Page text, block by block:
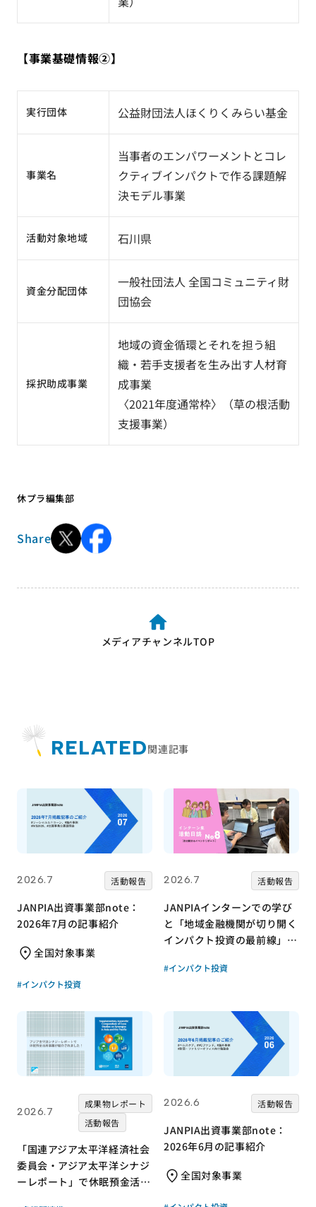
【事業基礎情報②】
実行団体 公益財団法人ほくりくみらい基金
事業名
当事者のエンパワーメントとコレ
クティブインパクトで作る課題解
決モデル事業
活動対象地域 石川県
資金分配団体
一般社団法人 全国コミュニティ財
団協会
採択助成事業
地域の資金循環とそれを担う組
織・若手支援者を生み出す人材育
成事業
〈2021年度通常枠〉（草の根活動
支援事業）
休プラ編集部
Share
メディアチャンネルTOP
RELATED関連記事
2026.7 活動報告
JANPIA出資事業部note：
2026年7月の記事紹介
全国対象事業
#インパクト投資
2026.7 活動報告
JANPIAインターンでの学び
と「地域金融機関が切り開く
インパクト投資の最前線」リ
ン生 活動日誌vol8
#インパクト投資
2026.7
成果物レポート
活動報告
「国連アジア太平洋経済社会
委員会・アジア太平洋シナジ
ーレポート」で休眠預金活用
2026.6 活動報告
JANPIA出資事業部note：
2026年6月の記事紹介
全国対象事業